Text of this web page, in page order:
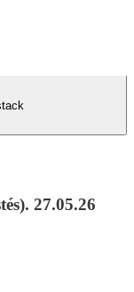
27.05.26